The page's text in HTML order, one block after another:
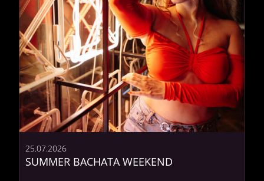
SUMMER BACHATA WEEKEND
25.07.2026